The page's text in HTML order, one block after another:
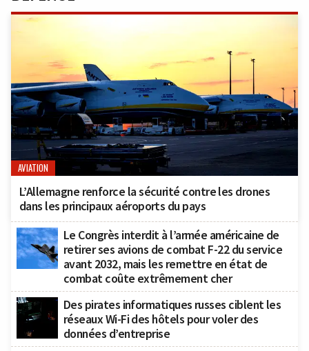
AVIATION
L’Allemagne renforce la sécurité contre les drones
dans les principaux aéroports du pays
Le Congrès interdit à l’armée américaine de
retirer ses avions de combat F-22 du service
avant 2032, mais les remettre en état de
combat coûte extrêmement cher
Des pirates informatiques russes ciblent les
réseaux Wi-Fi des hôtels pour voler des
données d’entreprise